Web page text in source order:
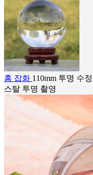
홈 잡화 110mm 투명 수
스탈 투명 촬영